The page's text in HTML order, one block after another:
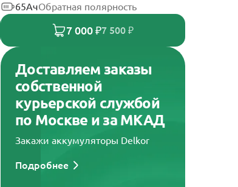
65АчОбратная полярность
7 000 ₽7 500 ₽
Доставляем заказы
собственной
курьерской службой
по Москве и за МКАД
Закажи аккумуляторы Delkor
Подробнее